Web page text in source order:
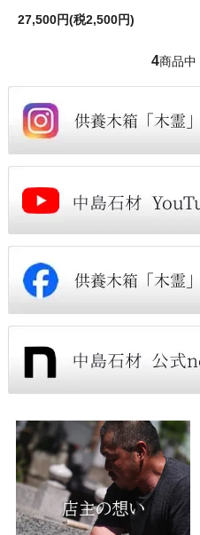
27,500円(税2,500円)
4商品中